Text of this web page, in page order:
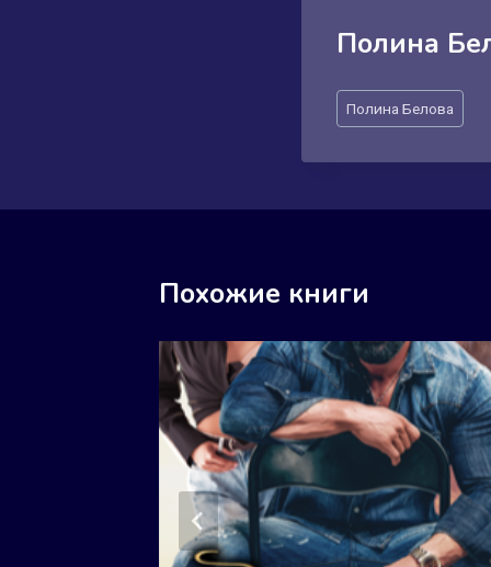
Полина
Метки
записи:
Полина Белова
Похожие книги